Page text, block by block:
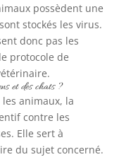
possèdent une
stockés les virus.
donc pas les
protocole de
et des chats ?
animaux, la
contre les
Elle sert à
du sujet concerné.